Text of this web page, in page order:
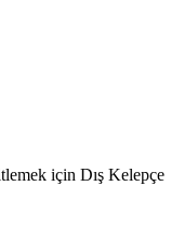
için Dış Kelepçe